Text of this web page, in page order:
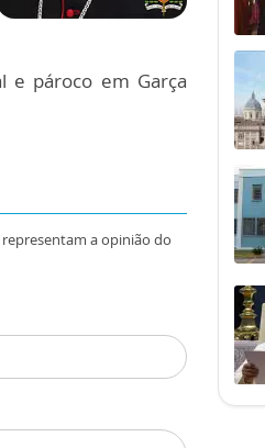
e pároco em Garça
a opinião do